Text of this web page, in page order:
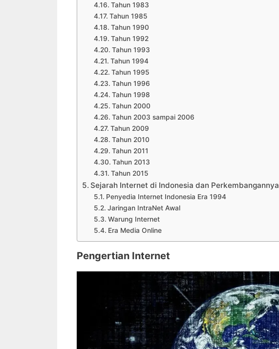
Tahun 1983
Tahun 1985
Tahun 1990
Tahun 1992
Tahun 1993
Tahun 1994
Tahun 1995
Tahun 1996
Tahun 1998
Tahun 2000
Tahun 2003 sampai 2006
Tahun 2009
Tahun 2010
Tahun 2011
Tahun 2013
Tahun 2015
Sejarah Internet di Indonesia dan Perkembangannya
Penyedia Internet Indonesia Era 1994
Jaringan IntraNet Awal
Warung Internet
Era Media Online
Pengertian Internet